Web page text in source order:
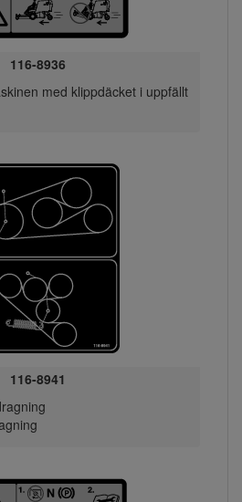
116-8936
med klippdäcket i uppfällt
116-8941